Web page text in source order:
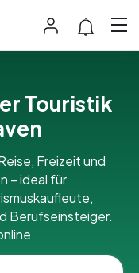
Touristik
Freizeit und
– ideal für
Berufseinsteiger.